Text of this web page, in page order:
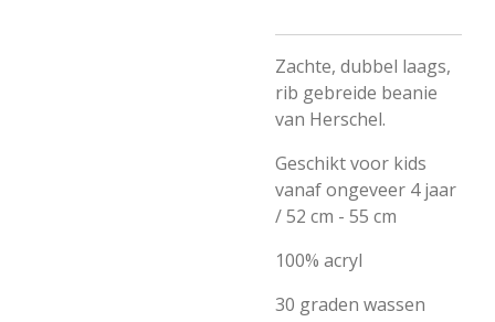
Zachte, dubbel laags,
rib gebreide beanie
van Herschel.
Geschikt voor kids
vanaf ongeveer 4 jaar
/ 52 cm - 55 cm
100% acryl
30 graden wassen